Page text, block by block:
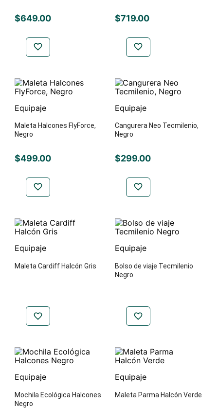
$649.00 $719.00
Equipaje
Maleta Halcones FlyForce,
Negro
$499.00
Equipaje
Cangurera Neo Tecmilenio,
Negro
$299.00
Equipaje
Maleta Cardiff Halcón Gris
Equipaje
Bolso de viaje Tecmilenio
Negro
Equipaje
Mochila Ecológica Halcones
Negro
Equipaje
Maleta Parma Halcón Verde